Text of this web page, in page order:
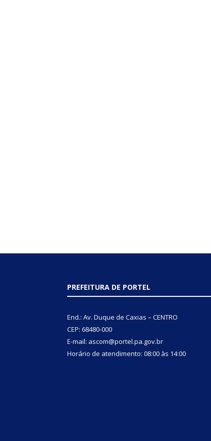
PREFEITURA DE PORTEL
End.: Av. Duque de Caxias – CENTRO
CEP: 68480-000
E-mail: ascom@portel.pa.gov.br
Horário de atendimento: 08:00 às 14:00